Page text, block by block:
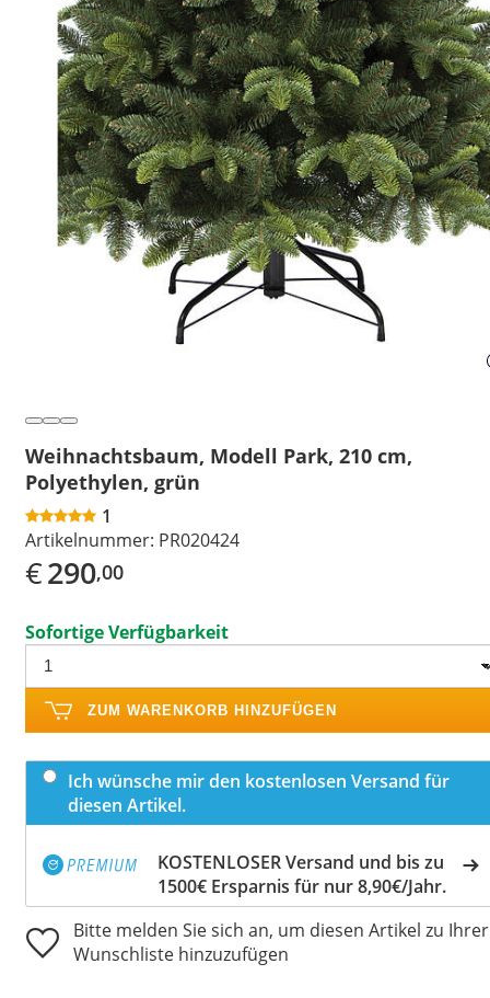
Weihnachtsbaum, Modell Park, 210 cm,
Polyethylen, grün
1
Artikelnummer: PR020424
€290,00
Sofortige Verfügbarkeit
ZUM WARENKORB HINZUFÜGEN
Ich wünsche mir den kostenlosen Versand für
diesen Artikel.
KOSTENLOSER Versand und bis zu
1500€ Ersparnis für nur 8,90€/Jahr.
Bitte melden Sie sich an, um diesen Artikel zu Ihrer
Wunschliste hinzuzufügen